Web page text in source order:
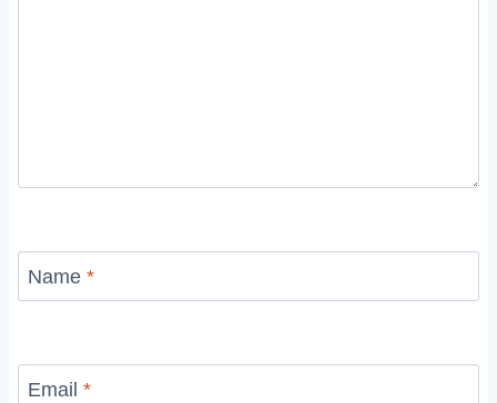
Name *
Email *